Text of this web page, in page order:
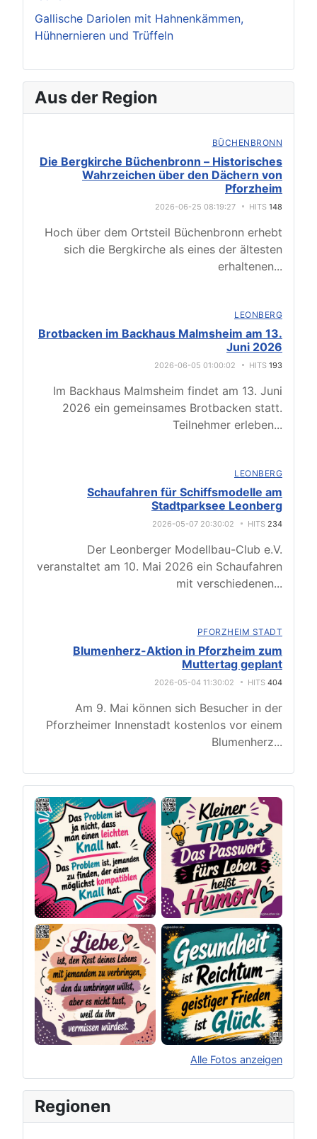
Gallische Dariolen mit Hahnenkämmen,
Hühnernieren und Trüffeln
Aus der Region
BÜCHENBRONN
Die Bergkirche Büchenbronn – Historisches
Wahrzeichen über den Dächern von
Pforzheim
2026-06-25 08:19:27 HITS 148
Hoch über dem Ortsteil Büchenbronn erhebt
sich die Bergkirche als eines der ältesten
erhaltenen...
LEONBERG
Brotbacken im Backhaus Malmsheim am 13.
Juni 2026
2026-06-05 01:00:02 HITS 193
Im Backhaus Malmsheim findet am 13. Juni
2026 ein gemeinsames Brotbacken statt.
Teilnehmer erleben...
LEONBERG
Schaufahren für Schiffsmodelle am
Stadtparksee Leonberg
2026-05-07 20:30:02 HITS 234
Der Leonberger Modellbau-Club e.V.
veranstaltet am 10. Mai 2026 ein Schaufahren
mit verschiedenen...
PFORZHEIM STADT
Blumenherz-Aktion in Pforzheim zum
Muttertag geplant
2026-05-04 11:30:02 HITS 404
Am 9. Mai können sich Besucher in der
Pforzheimer Innenstadt kostenlos vor einem
Blumenherz...
Alle Fotos anzeigen
Original herunterladen
Regionen